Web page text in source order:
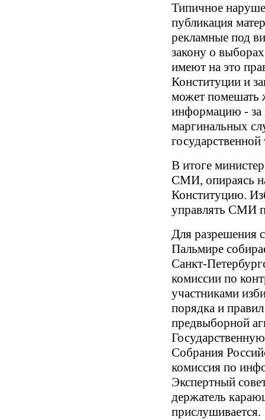
Типичное
публикация
рекламные под
закону о
имеют на это
Конституции и
может помешать
информацию - за
маргинальных
В итоге
СМИ, опираясь
Конституцию.
управлять СМИ
Для разрешения
Пальмире
Санкт-
комиссии по
участниками
порядка и
предвыборной
Собрания
комиссия по
Экспертный
держатель
прислушивается.